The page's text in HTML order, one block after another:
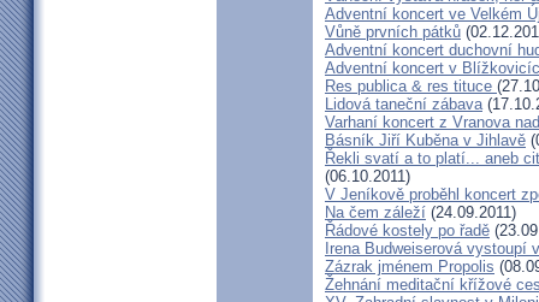
Adventní koncert ve Velkém
Vůně prvních pátků
Adventní koncert duchovní
Adventní koncert v
Res publica & res tituce
Lidová taneční zábava
Varhaní koncert z Vranova
Básník Jiří Kuběna v Jihlavě
Řekli svatí a to platí... aneb
(06.10.2011)
V Jeníkově proběhl koncert
Na čem záleží (24.09.2011)
Řádové kostely po řadě
Irena Budweiserová vystoupí
Zázrak jménem Propolis
Žehnání meditační křížové